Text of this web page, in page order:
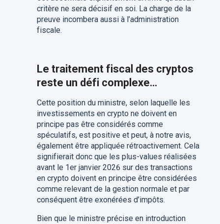
critère ne sera décisif en soi. La charge de la
preuve incombera aussi à l’administration
fiscale.
Le traitement fiscal des cryptos
reste un défi complexe…
Cette position du ministre, selon laquelle les
investissements en crypto ne doivent en
principe pas être considérés comme
spéculatifs, est positive et peut, à notre avis,
également être appliquée rétroactivement. Cela
signifierait donc que les plus-values réalisées
avant le 1er janvier 2026 sur des transactions
en crypto doivent en principe être considérées
comme relevant de la gestion normale et par
conséquent être exonérées d’impôts.
Bien que le ministre précise en introduction